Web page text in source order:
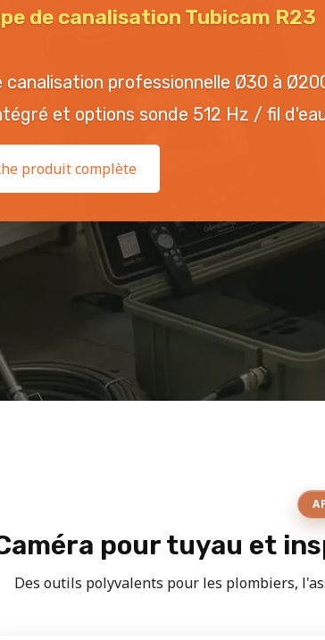
de canalisation Tubicam R23
canalisation professionnelle Ø30 à
et options sonde 512 Hz / fil
produit complète
pour tuyau et
Des outils polyvalents pour les plombiers,